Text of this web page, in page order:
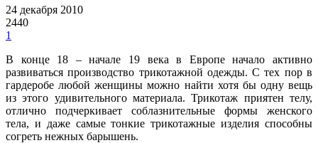
24 декабря 2010
2440
1
В конце 18 – начале 19 века в Европе начало активно
развиваться производство трикотажной одежды. С тех пор в
гардеробе любой женщины можно найти хотя бы одну вещь
из этого удивительного материала. Трикотаж приятен телу,
отлично подчеркивает соблазнительные формы женского
тела, и даже самые тонкие трикотажные изделия способны
согреть нежных барышень.